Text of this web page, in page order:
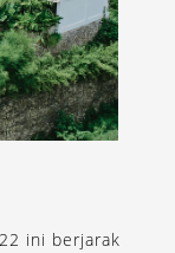
ini berjarak